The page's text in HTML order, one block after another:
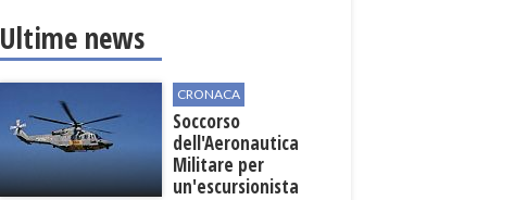
Ultime news
CRONACA
Soccorso
dell'Aeronautica
Militare per
un'escursionista